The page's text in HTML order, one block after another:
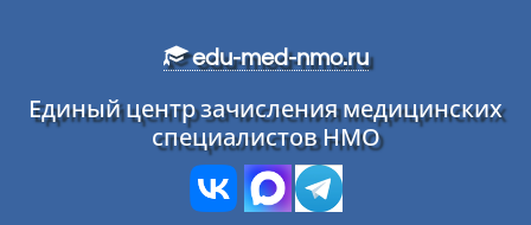
edu-med-nmo.ru
Единый центр зачисления медицинских
специалистов НМО